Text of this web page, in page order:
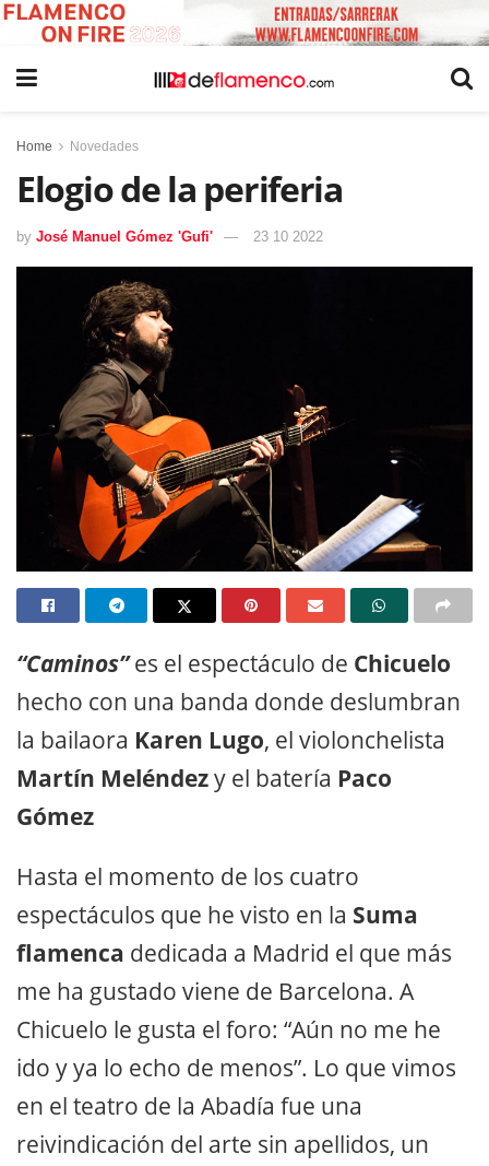
Home Novedades
Elogio de la periferia
by José Manuel Gómez 'Gufi' 23 10 2022
“Caminos”es el espectáculo de Chicuelo
hecho con una banda donde deslumbran
la bailaora Karen Lugo, el violonchelista
Martín Meléndezy el batería Paco
Gómez
Hasta el momento de los cuatro
espectáculos que he visto en la Suma
flamenca dedicada a Madrid el que más
me ha gustado viene de Barcelona. A
Chicuelo le gusta el foro: “Aún no me he
ido y ya lo echo de menos”. Lo que vimos
en el teatro de la Abadía fue una
reivindicación del arte sin apellidos, un